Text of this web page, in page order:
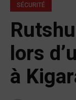
SÉCURITÉ
lors
à